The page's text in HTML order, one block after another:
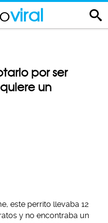
viral
por ser
un
este perrito llevaba 12
y no encontraba un